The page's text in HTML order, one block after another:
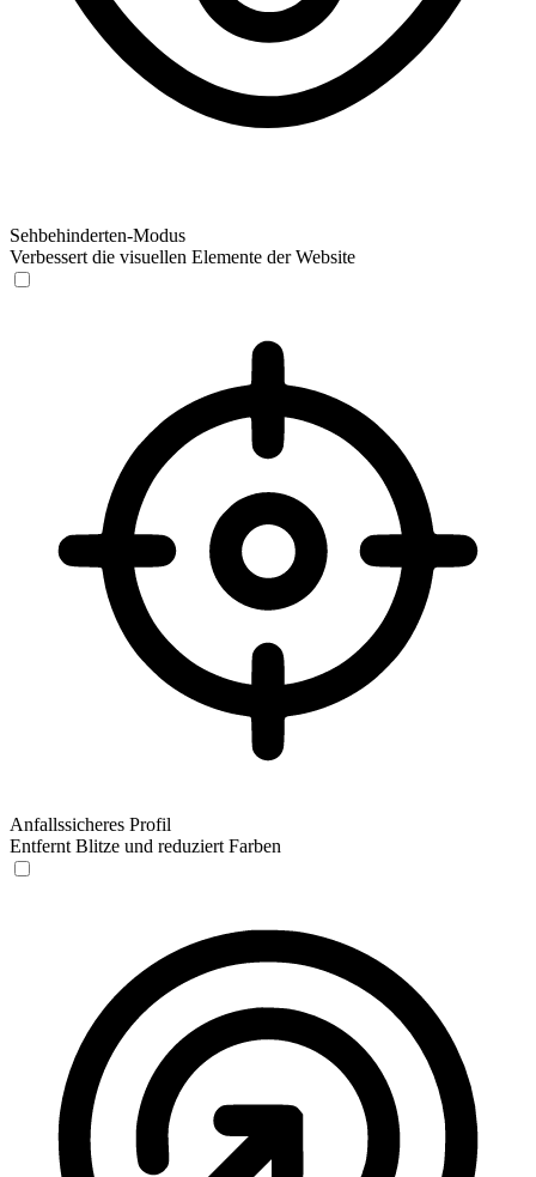
Sehbehinderten-Modus
Verbessert die visuellen Elemente der Website
Anfallssicheres Profil
Entfernt Blitze und reduziert Farben